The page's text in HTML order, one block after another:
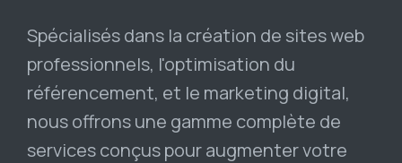
Spécialisés dans la création de sites web
professionnels, l'optimisation du
référencement, et le marketing digital,
nous offrons une gamme complète de
services conçus pour augmenter votre